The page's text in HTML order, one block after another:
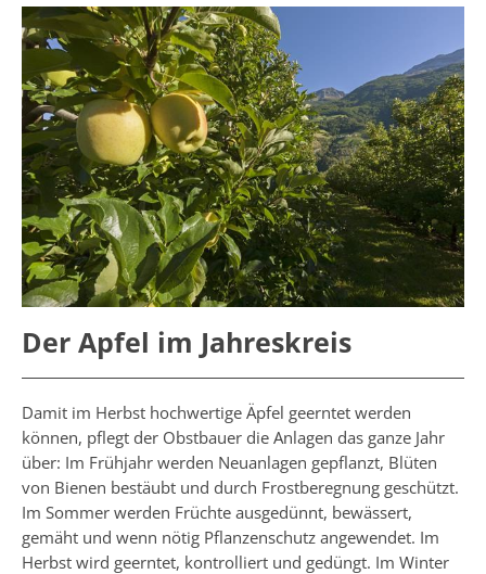
Der Apfel im Jahreskreis
Damit im Herbst hochwertige Äpfel geerntet werden
können, pflegt der Obstbauer die Anlagen das ganze Jahr
über: Im Frühjahr werden Neuanlagen gepflanzt, Blüten
von Bienen bestäubt und durch Frostberegnung geschützt.
Im Sommer werden Früchte ausgedünnt, bewässert,
gemäht und wenn nötig Pflanzenschutz angewendet. Im
Herbst wird geerntet, kontrolliert und gedüngt. Im Winter